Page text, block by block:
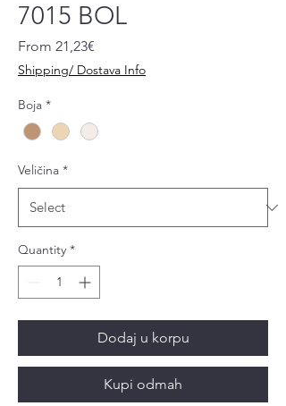
7015 BOL
From 21,23€
Shipping/ Dostava Info
Boja *
Veličina *
Quantity *
Dodaj u korpu
Kupi odmah